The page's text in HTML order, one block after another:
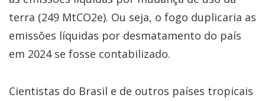
terra (249 MtCO2e). Ou seja, o fogo duplicaria as
emissões líquidas por desmatamento do país
em 2024 se fosse contabilizado.
Cientistas do Brasil e de outros países tropicais